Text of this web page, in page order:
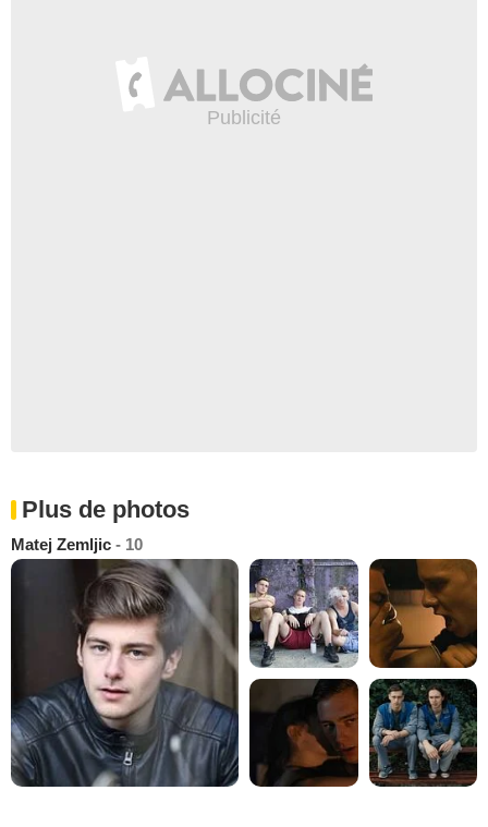
Plus de photos
Matej Zemljic - 10